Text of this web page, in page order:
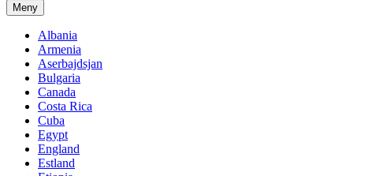
Meny
Albania
Armenia
Aserbajdsjan
Bulgaria
Canada
Costa Rica
Cuba
Egypt
England
Estland